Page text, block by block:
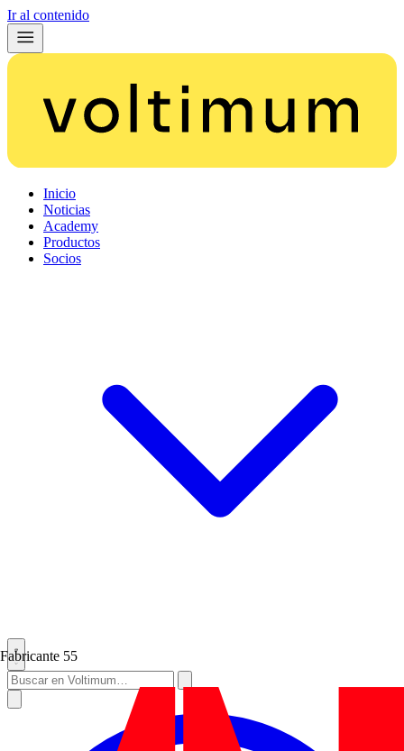
Ir al contenido
Inicio
Noticias
Academy
Productos
Socios
Fabricante 55